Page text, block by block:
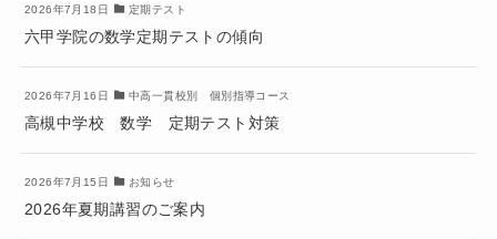
2026年7月18日 定期テスト
六甲学院の数学定期テストの傾向
2026年7月16日 中高一貫校別 個別指導コース
高槻中学校 数学 定期テスト対策
2026年7月15日 お知らせ
2026年夏期講習のご案内